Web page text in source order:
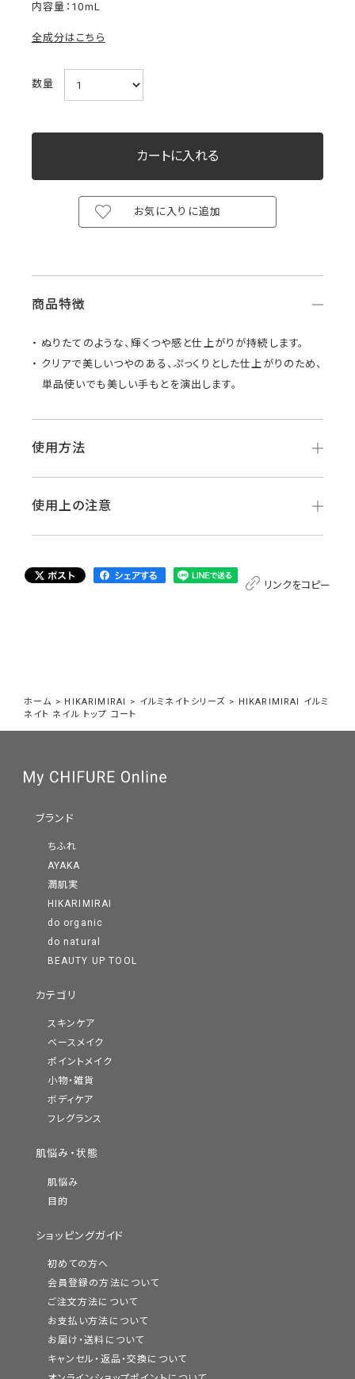
内容量：10mL
全成分はこちら
数量
お気に入りに追加
商品特徴
ぬりたてのような、輝くつや感と仕上がりが持続します。
クリアで美しいつやのある、ぷっくりとした仕上がりのため、
単品使いでも美しい手もとを演出します。
使用方法
使用上の注意
リンクをコピー
ホーム > HIKARIMIRAI > イルミネイトシリーズ > HIKARIMIRAI イルミ
ネイト ネイル トップ コート
ブランド
ちふれ
AYAKA
潤肌実
HIKARIMIRAI
do organic
do natural
BEAUTY UP TOOL
カテゴリ
スキンケア
ベースメイク
ポイントメイク
小物・雑貨
ボディケア
フレグランス
肌悩み・状態
肌悩み
目的
ショッピングガイド
初めての方へ
会員登録の方法について
ご注文方法について
お支払い方法について
お届け・送料について
キャンセル・返品・交換について